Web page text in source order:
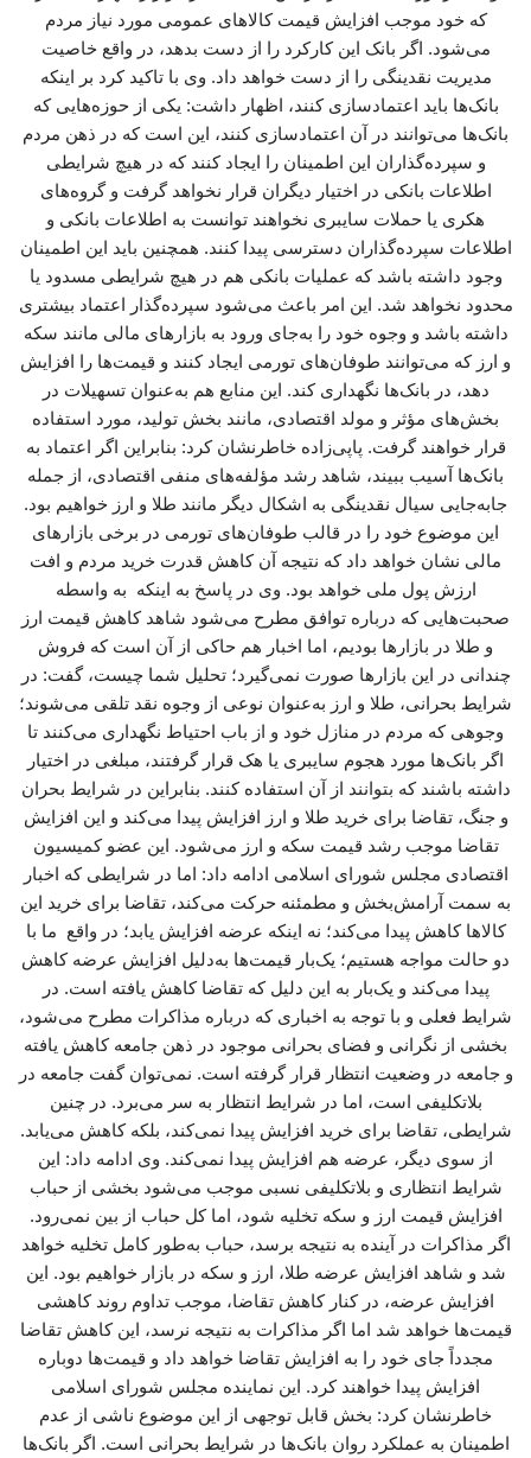
که خود موجب افزایش قیمت کالاهای عمومی مورد نیاز مردم
می‌شود. اگر بانک این کارکرد را از دست بدهد، در واقع خاصیت
مدیریت نقدینگی را از دست خواهد داد. وی با تاکید کرد بر اینکه
بانک‌ها باید اعتمادسازی کنند، اظهار داشت: یکی از حوزه‌هایی که
بانک‌ها می‌توانند در آن اعتمادسازی کنند، این است که در ذهن مردم
و سپرده‌گذاران این اطمینان را ایجاد کنند که در هیچ شرایطی
اطلاعات بانکی در اختیار دیگران قرار نخواهد گرفت و گروه‌های
هکری یا حملات سایبری نخواهند توانست به اطلاعات بانکی و
اطلاعات سپرده‌گذاران دسترسی پیدا کنند. همچنین باید این اطمینان
وجود داشته باشد که عملیات بانکی هم در هیچ شرایطی مسدود یا
محدود نخواهد شد. این امر باعث می‌شود سپرده‌گذار اعتماد بیشتری
داشته باشد و وجوه خود را به‌جای ورود به بازارهای مالی مانند سکه
و ارز که می‌توانند طوفان‌های تورمی ایجاد کنند و قیمت‌ها را افزایش
دهد، در بانک‌ها نگهداری کند. این منابع هم به‌عنوان تسهیلات در
بخش‌های مؤثر و مولد اقتصادی، مانند بخش تولید، مورد استفاده
قرار خواهند گرفت. پاپی‌زاده خاطرنشان کرد: بنابراین اگر اعتماد به
بانک‌ها آسیب ببیند، شاهد رشد مؤلفه‌های منفی اقتصادی، از جمله
جابه‌جایی سیال نقدینگی به اشکال دیگر مانند طلا و ارز خواهیم بود.
این موضوع خود را در قالب طوفان‌های تورمی در برخی بازارهای
مالی نشان خواهد داد که نتیجه آن کاهش قدرت خرید مردم و افت
ارزش پول ملی خواهد بود. وی در پاسخ به اینکه به واسطه
صحبت‌هایی که درباره توافق مطرح می‌شود شاهد کاهش قیمت ارز
و طلا در بازارها بودیم، اما اخبار هم حاکی از آن است که فروش
چندانی در این بازارها صورت نمی‌گیرد؛ تحلیل شما چیست، گفت: در
شرایط بحرانی، طلا و ارز به‌عنوان نوعی از وجوه نقد تلقی می‌شوند؛
وجوهی که مردم در منازل خود و از باب احتیاط نگهداری می‌کنند تا
اگر بانک‌ها مورد هجوم سایبری یا هک قرار گرفتند، مبلغی در اختیار
داشته باشند که بتوانند از آن استفاده کنند. بنابراین در شرایط بحران
و جنگ، تقاضا برای خرید طلا و ارز افزایش پیدا می‌کند و این افزایش
تقاضا موجب رشد قیمت سکه و ارز می‌شود. این عضو کمیسیون
اقتصادی مجلس شورای اسلامی ادامه داد: اما در شرایطی که اخبار
به سمت آرامش‌بخش و مطمئنه حرکت می‌کند، تقاضا برای خرید این
کالاها کاهش پیدا می‌کند؛ نه اینکه عرضه افزایش یابد؛ در واقع ما با
دو حالت مواجه هستیم؛ یک‌بار قیمت‌ها به‌دلیل افزایش عرضه کاهش
پیدا می‌کند و یک‌بار به این دلیل که تقاضا کاهش یافته است. در
شرایط فعلی و با توجه به اخباری که درباره مذاکرات مطرح می‌شود،
بخشی از نگرانی و فضای بحرانی موجود در ذهن جامعه کاهش یافته
و جامعه در وضعیت انتظار قرار گرفته است. نمی‌توان گفت جامعه در
بلاتکلیفی است، اما در شرایط انتظار به سر می‌برد. در چنین
شرایطی، تقاضا برای خرید افزایش پیدا نمی‌کند، بلکه کاهش می‌یابد.
از سوی دیگر، عرضه هم افزایش پیدا نمی‌کند. وی ادامه داد: این
شرایط انتظاری و بلاتکلیفی نسبی موجب می‌شود بخشی از حباب
افزایش قیمت ارز و سکه تخلیه شود، اما کل حباب از بین نمی‌رود.
اگر مذاکرات در آینده به نتیجه برسد، حباب به‌طور کامل تخلیه خواهد
شد و شاهد افزایش عرضه طلا، ارز و سکه در بازار خواهیم بود. این
افزایش عرضه، در کنار کاهش تقاضا، موجب تداوم روند کاهشی
قیمت‌ها خواهد شد اما اگر مذاکرات به نتیجه نرسد، این کاهش تقاضا
مجدداً جای خود را به افزایش تقاضا خواهد داد و قیمت‌ها دوباره
افزایش پیدا خواهند کرد. این نماینده مجلس شورای اسلامی
خاطرنشان کرد: بخش قابل توجهی از این موضوع ناشی از عدم
اطمینان به عملکرد روان بانک‌ها در شرایط بحرانی است. اگر بانک‌ها